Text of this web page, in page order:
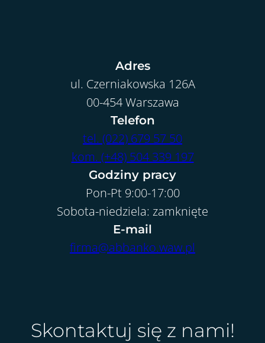
Adres
ul. Czerniakowska 126A
00-454 Warszawa
Telefon
tel. (022) 679 57 50
kom. (+48) 504 339 197
Godziny pracy
Pon-Pt 9:00-17:00
Sobota-niedziela: zamknięte
E-mail
firma@abbanko.waw.pl
Skontaktuj się z nami!